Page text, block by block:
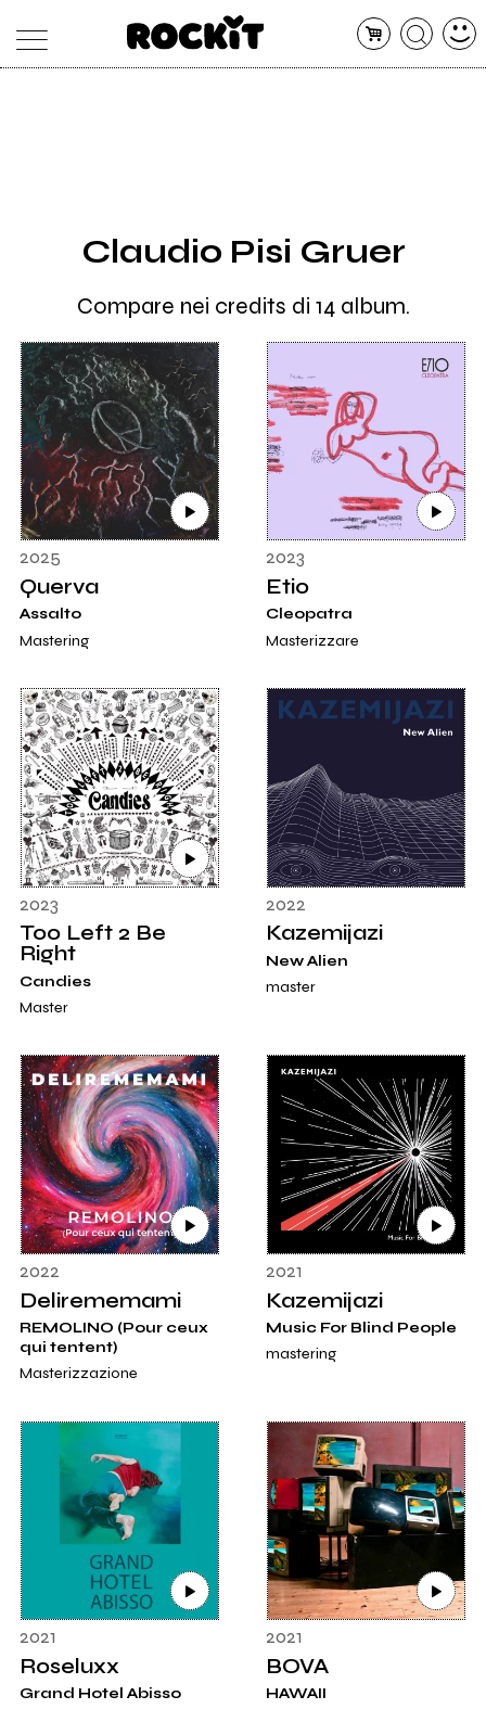
SHOP
RADIO
Claudio Pisi Gruer
Compare nei credits di 14 album.
2025
Querva
Assalto
Mastering
2023
Etio
Cleopatra
Masterizzare
2023
Too Left 2 Be
Right
Candies
Master
2022
Kazemijazi
New Alien
master
2022
Delirememami
REMOLINO (Pour ceux
qui tentent)
Masterizzazione
2021
Kazemijazi
Music For Blind People
mastering
2021
Roseluxx
Grand Hotel Abisso
2021
BOVA
HAWAII